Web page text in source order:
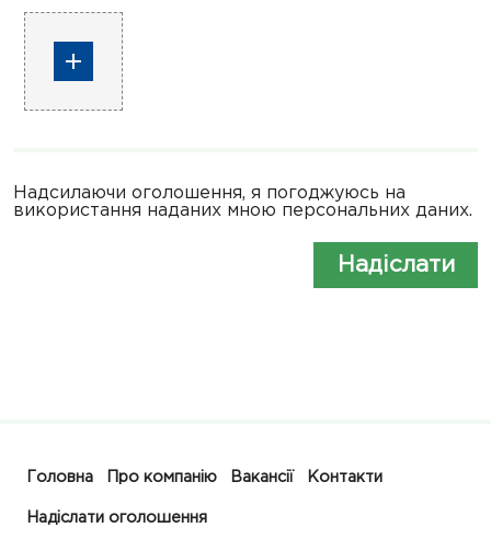
Надсилаючи оголошення, я погоджуюсь на
використання наданих мною персональних даних.
Надіслати
Головна Про компанію Вакансії Контакти
Надіслати оголошення